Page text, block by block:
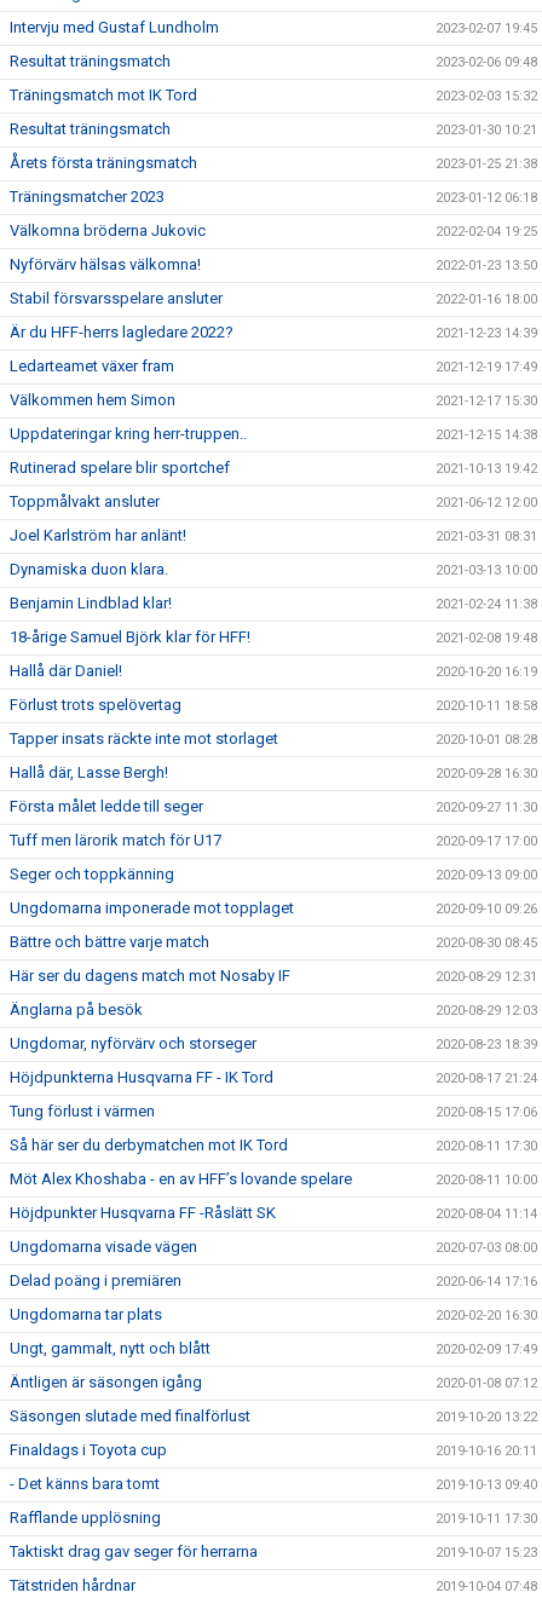
Intervju med Gustaf Lundholm 2023-02-07 19:45
Resultat träningsmatch 2023-02-06 09:48
Träningsmatch mot IK Tord 2023-02-03 15:32
Resultat träningsmatch 2023-01-30 10:21
Årets första träningsmatch 2023-01-25 21:38
Träningsmatcher 2023 2023-01-12 06:18
Välkomna bröderna Jukovic 2022-02-04 19:25
Nyförvärv hälsas välkomna! 2022-01-23 13:50
Stabil försvarsspelare ansluter 2022-01-16 18:00
Är du HFF-herrs lagledare 2022? 2021-12-23 14:39
Ledarteamet växer fram 2021-12-19 17:49
Välkommen hem Simon 2021-12-17 15:30
Uppdateringar kring herr-truppen.. 2021-12-15 14:38
Rutinerad spelare blir sportchef 2021-10-13 19:42
Toppmålvakt ansluter 2021-06-12 12:00
Joel Karlström har anlänt! 2021-03-31 08:31
Dynamiska duon klara. 2021-03-13 10:00
Benjamin Lindblad klar! 2021-02-24 11:38
18-årige Samuel Björk klar för HFF! 2021-02-08 19:48
Hallå där Daniel! 2020-10-20 16:19
Förlust trots spelövertag 2020-10-11 18:58
Tapper insats räckte inte mot storlaget 2020-10-01 08:28
Hallå där, Lasse Bergh! 2020-09-28 16:30
Första målet ledde till seger 2020-09-27 11:30
Tuff men lärorik match för U17 2020-09-17 17:00
Seger och toppkänning 2020-09-13 09:00
Ungdomarna imponerade mot topplaget 2020-09-10 09:26
Bättre och bättre varje match 2020-08-30 08:45
Här ser du dagens match mot Nosaby IF 2020-08-29 12:31
Änglarna på besök 2020-08-29 12:03
Ungdomar, nyförvärv och storseger 2020-08-23 18:39
Höjdpunkterna Husqvarna FF - IK Tord 2020-08-17 21:24
Tung förlust i värmen 2020-08-15 17:06
Så här ser du derbymatchen mot IK Tord 2020-08-11 17:30
Möt Alex Khoshaba - en av HFF’s lovande spelare 2020-08-11 10:00
Höjdpunkter Husqvarna FF -Råslätt SK 2020-08-04 11:14
Ungdomarna visade vägen 2020-07-03 08:00
Delad poäng i premiären 2020-06-14 17:16
Ungdomarna tar plats 2020-02-20 16:30
Ungt, gammalt, nytt och blått 2020-02-09 17:49
Äntligen är säsongen igång 2020-01-08 07:12
Säsongen slutade med finalförlust 2019-10-20 13:22
Finaldags i Toyota cup 2019-10-16 20:11
- Det känns bara tomt 2019-10-13 09:40
Rafflande upplösning 2019-10-11 17:30
Taktiskt drag gav seger för herrarna 2019-10-07 15:23
Tätstriden hårdnar 2019-10-04 07:48